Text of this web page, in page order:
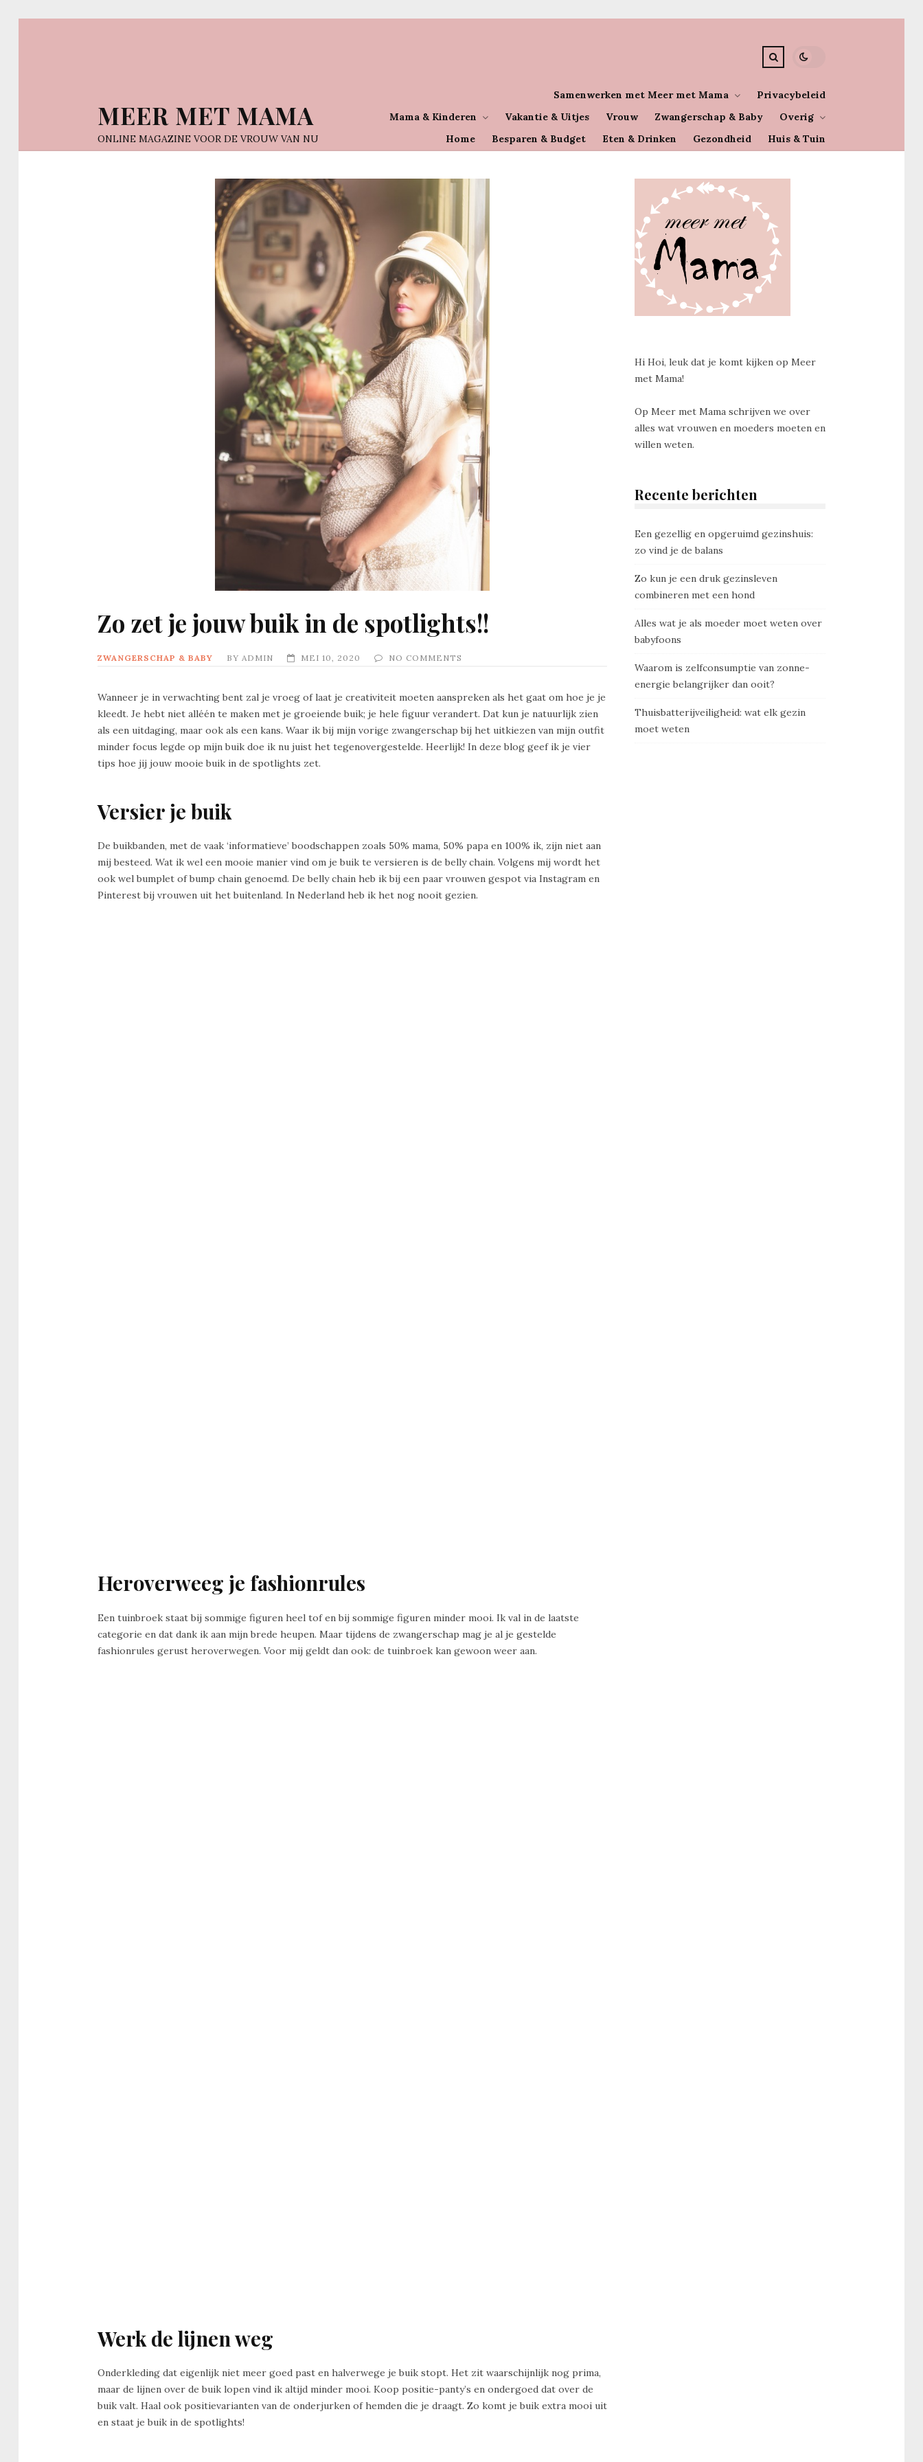
MEER MET MAMA
ONLINE MAGAZINE VOOR DE VROUW VAN NU Home Besparen & Budget Eten & Drinken Gezondheid Huis & Tuin
Mama & Kinderen Vakantie & Uitjes Vrouw Zwangerschap & Baby Overig
Samenwerken met Meer met Mama Privacybeleid
Zo zet je jouw buik in de spotlights!!
ZWANGERSCHAP & BABY BY ADMIN MEI 10, 2020 NO COMMENTS
Wanneer je in verwachting bent zal je vroeg of laat je creativiteit moeten aanspreken als het gaat om hoe je je
kleedt. Je hebt niet alléén te maken met je groeiende buik; je hele figuur verandert. Dat kun je natuurlijk zien
als een uitdaging, maar ook als een kans. Waar ik bij mijn vorige zwangerschap bij het uitkiezen van mijn outfit
minder focus legde op mijn buik doe ik nu juist het tegenovergestelde. Heerlijk! In deze blog geef ik je vier
tips hoe jij jouw mooie buik in de spotlights zet.
Versier je buik
De buikbanden, met de vaak ‘informatieve’ boodschappen zoals 50% mama, 50% papa en 100% ik, zijn niet aan
mij besteed. Wat ik wel een mooie manier vind om je buik te versieren is de belly chain. Volgens mij wordt het
ook wel bumplet of bump chain genoemd. De belly chain heb ik bij een paar vrouwen gespot via Instagram en
Pinterest bij vrouwen uit het buitenland. In Nederland heb ik het nog nooit gezien.
Heroverweeg je fashionrules
Een tuinbroek staat bij sommige figuren heel tof en bij sommige figuren minder mooi. Ik val in de laatste
categorie en dat dank ik aan mijn brede heupen. Maar tijdens de zwangerschap mag je al je gestelde
fashionrules gerust heroverwegen. Voor mij geldt dan ook: de tuinbroek kan gewoon weer aan.
Werk de lijnen weg
Onderkleding dat eigenlijk niet meer goed past en halverwege je buik stopt. Het zit waarschijnlijk nog prima,
maar de lijnen over de buik lopen vind ik altijd minder mooi. Koop positie-panty’s en ondergoed dat over de
buik valt. Haal ook positievarianten van de onderjurken of hemden die je draagt. Zo komt je buik extra mooi uit
en staat je buik in de spotlights!
Hi Hoi, leuk dat je komt kijken op Meer
met Mama!
Op Meer met Mama schrijven we over
alles wat vrouwen en moeders moeten en
willen weten.
Recente berichten
Een gezellig en opgeruimd gezinshuis:
zo vind je de balans
Zo kun je een druk gezinsleven
combineren met een hond
Alles wat je als moeder moet weten over
babyfoons
Waarom is zelfconsumptie van zonne-
energie belangrijker dan ooit?
Thuisbatterijveiligheid: wat elk gezin
moet weten